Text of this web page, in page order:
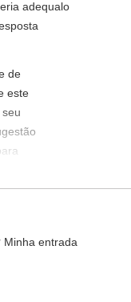
você
adequalo
de
este
cod-
Minha entrada